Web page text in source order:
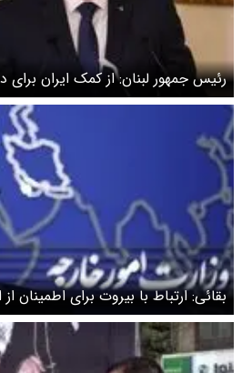
رئیس جمهور لبنان: از کمک ایران
استقبال می‌کنیم
بقائی: ارتباط با بیروت برای اطمینان
است